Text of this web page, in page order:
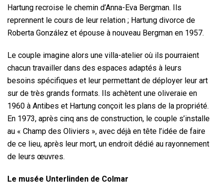
Hartung recroise le chemin d’Anna-Eva Bergman. Ils
reprennent le cours de leur relation ; Hartung divorce de
Roberta González et épouse à nouveau Bergman en 1957.
Le couple imagine alors une villa-atelier où ils pourraient
chacun travailler dans des espaces adaptés à leurs
besoins spécifiques et leur permettant de déployer leur art
sur de très grands formats. Ils achètent une oliveraie en
1960 à Antibes et Hartung conçoit les plans de la propriété.
En 1973, après cinq ans de construction, le couple s’installe
au « Champ des Oliviers », avec déjà en tête l’idée de faire
de ce lieu, après leur mort, un endroit dédié au rayonnement
de leurs œuvres.
Le musée Unterlinden de Colmar